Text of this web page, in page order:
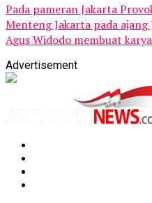
Pada pameran Jakarta
Menteng Jakarta pada
Agus Widodo membuat
Advertisement